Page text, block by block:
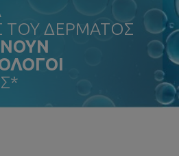
ΤΟΥ ΔΕΡΜΑΤΟΣ